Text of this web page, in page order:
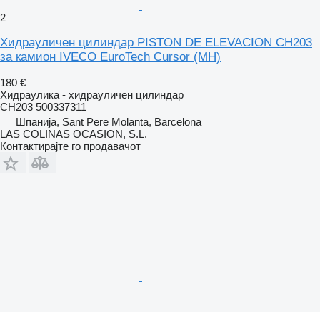
2
Хидрауличен цилиндар PISTON DE ELEVACION CH203
за камион IVECO EuroTech Cursor (MH)
180 €
Хидраулика - хидрауличен цилиндар
CH203 500337311
Шпанија, Sant Pere Molanta, Barcelona
LAS COLINAS OCASION, S.L.
Контактирајте го продавачот